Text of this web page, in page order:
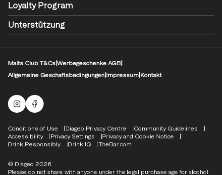
Loyalty Program
Unterstützung
Malts Club T&CsWerbegeschenke AGB
Allgemeine Geschaftsbedingungen Impressum Kontakt
Malts Instagram
Facebook-Logo
Compliance Footer
Conditions of Use Diageo Privacy Centre
Community Guidelines
Accessibility
Privacy Settings
Privacy and Cookie Notice
Drink Responsibly
Drink IQ TheBar.com
Please do not share with anyone under the legal purchase age for alcohol.
© Diageo 2026